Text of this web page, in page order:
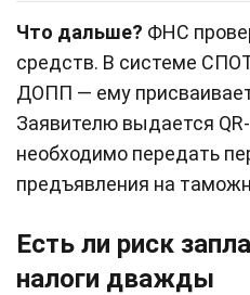
Что дальше? ФНС
средств. В системе
ДОПП — ему
Заявителю выдается
необходимо передать
предъявления на
Есть ли риск
налоги дважды